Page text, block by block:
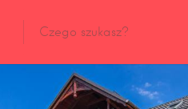
Polecane Przez Nas